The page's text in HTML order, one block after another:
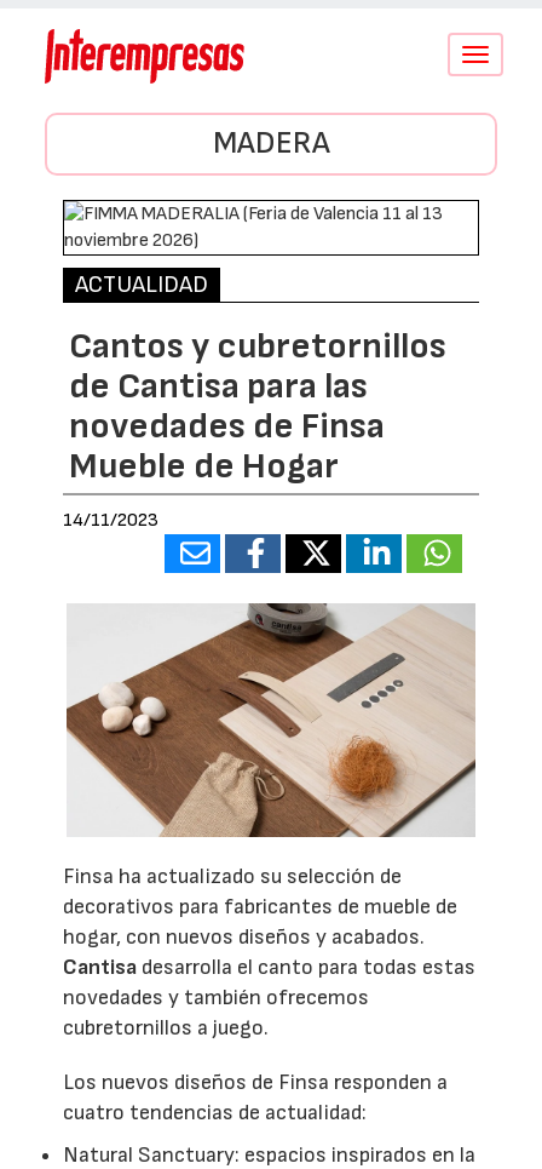
Conmutar
MADERA
ACTUALIDAD
Cantos y cubretornillos
de Cantisa para las
novedades de Finsa
Mueble de Hogar
14/11/2023
Finsa ha actualizado su selección de
decorativos para fabricantes de mueble de
hogar, con nuevos diseños y acabados.
Cantisa desarrolla el canto para todas estas
novedades y también ofrecemos
cubretornillos a juego.
Los nuevos diseños de Finsa responden a
cuatro tendencias de actualidad:
Natural Sanctuary: espacios inspirados en la